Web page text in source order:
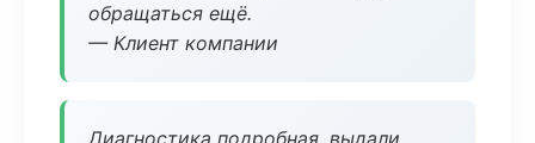
обращаться ещё.
— Клиент компании
Диагностика подробная, выдали